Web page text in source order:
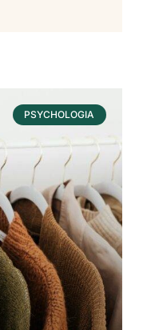
PSYCHOLOGIA